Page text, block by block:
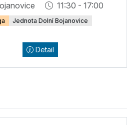
11:30 - 17:00
Jednota Dolní Bojanovice
Detail